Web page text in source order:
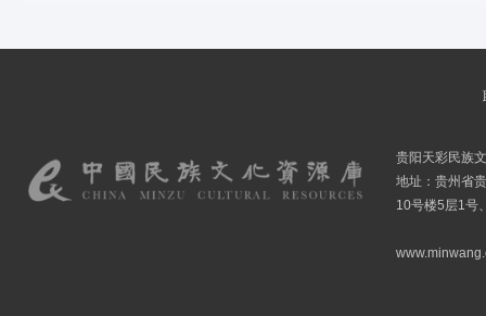
贵阳天彩民族
地址：贵州省
10号楼5层1号